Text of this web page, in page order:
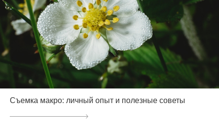
Съемка макро: личный опыт и полезные советы